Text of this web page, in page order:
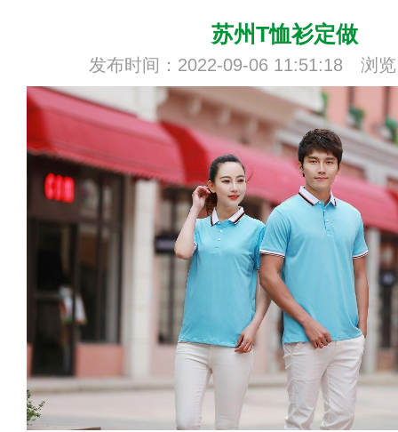
苏州T恤衫定做
发布时间：2022-09-06 11:51:18 浏览